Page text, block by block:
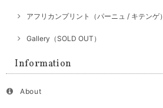
アフリカンプリント（パーニュ / キテンゲ）
Gallery（SOLD OUT）
Information
About